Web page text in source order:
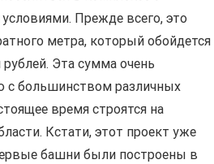
Прежде всего, это
метра, который обойдется
Эта сумма очень
с большинством различных
время строятся на
Кстати, этот проект уже
башни были построены в